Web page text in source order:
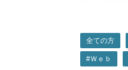
全ての方
#Ｗｅｂ